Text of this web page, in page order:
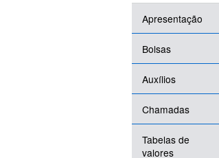
Apresentação
Bolsas
Auxílios
Chamadas
Tabelas de
valores